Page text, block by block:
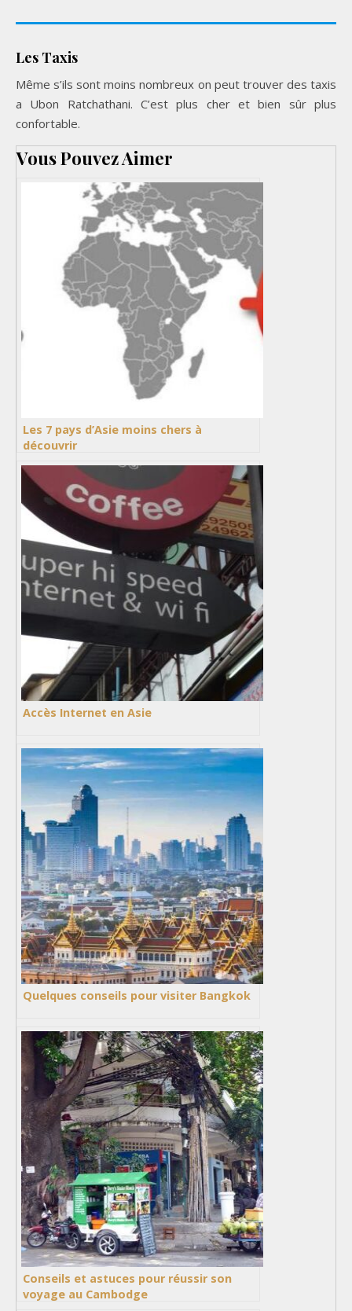
Les Taxis
Même s’ils sont moins nombreux on peut trouver des taxis
a Ubon Ratchathani. C’est plus cher et bien sûr plus
confortable.
Vous Pouvez Aimer
Les 7 pays d’Asie moins chers à
découvrir
Accès Internet en Asie
Quelques conseils pour visiter Bangkok
Conseils et astuces pour réussir son
voyage au Cambodge